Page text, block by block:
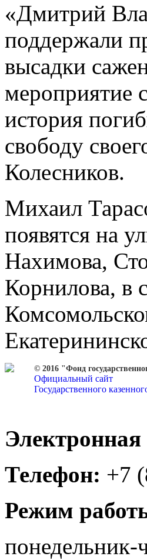
«Дмитрий
поддержали
высадки
мероприятие
история
свободу
Колесников.
Михаил
появятся на
Нахимова,
Корнилова, в
© 2016 "Фонд
Официальный сайт
Государственного
Электронная
Телефон: +7
Режим
понедельник-